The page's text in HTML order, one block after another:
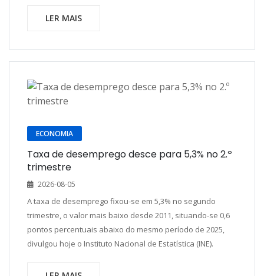
LER MAIS
ECONOMIA
Taxa de desemprego desce para 5,3% no 2.º
trimestre
2026-08-05
A taxa de desemprego fixou-se em 5,3% no segundo
trimestre, o valor mais baixo desde 2011, situando-se 0,6
pontos percentuais abaixo do mesmo período de 2025,
divulgou hoje o Instituto Nacional de Estatística (INE).